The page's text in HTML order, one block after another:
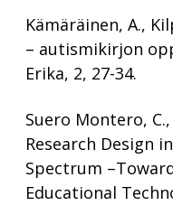
Kämäräinen, A.,
– autismikirjon
Erika, 2, 27-34.
Suero Montero,
Research Design
Spectrum
Educational